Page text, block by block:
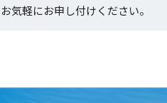
お気軽にお申し付けください。